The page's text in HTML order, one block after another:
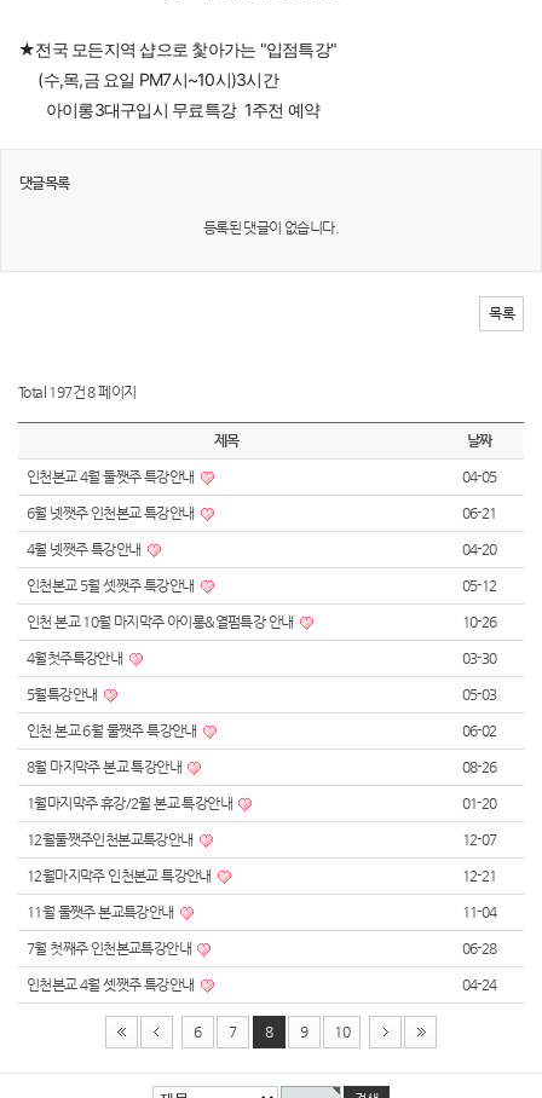
★전국 모든지역 샵으로 찿아가는 "입점특강"
     (수,목,금 요일 PM7시~10시)3시간
       아이롱3대구입시 무료특강  1주전 예약
댓글목록
등록된 댓글이 없습니다.
목록
Total 197건8 페이지
제목 날짜
인천본교 4월 둘쨋주 특강안내 04-05
6월 넷쨋주 인천본교 특강안내 06-21
4월 넷쨋주 특강안내 04-20
인천본교 5월 셋쨋주 특강안내 05-12
인천 본교 10월 마지막주 아이롱&열펌특강 안내 10-26
4월첫주특강안내 03-30
5월특강안내 05-03
인천 본교 6월 둘쨋주 특강안내 06-02
8월 마지막주 본교 특강안내 08-26
1월마지막주 휴강/2월 본교 특강안내 01-20
12월둘쨋주인천본교특강안내 12-07
12월마지막주 인천본교 특강안내 12-21
11월 둘쨋주 본교특강안내 11-04
7월 첫째주 인천본교특강안내 06-28
인천본교 4월 셋쨋주 특강안내 04-24
6 7 8 9 10